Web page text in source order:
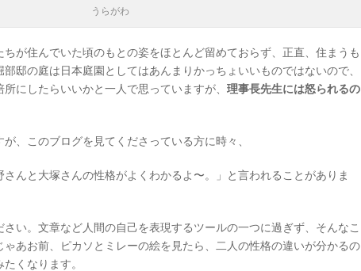
うらがわ
が住んでいた頃のもとの姿をほとんど留めておらず、正直、住まうも
邸の庭は日本庭園としてはあんまりかっちょいいものではないので、
にしたらいいかと一人で思っていますが、 理事長先生には怒られるの
、このブログを見てくださっている方に時々、
さんと大塚さんの性格がよくわかるよ〜。」と言われることがありま
さい。文章など人間の自己を表現するツールの一つに過ぎず、そんなこ
ゃあお前、ピカソとミレーの絵を見たら、二人の性格の違いが分かるの
くなります。